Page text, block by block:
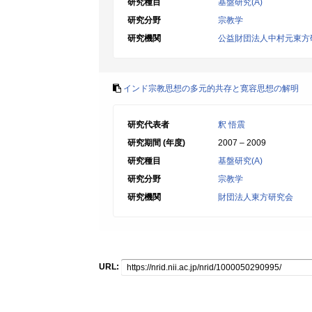
研究種目
基盤研究(A)
研究分野
宗教学
研究機関
公益財団法人中村元東方
インド宗教思想の多元的共存と寛容思想の解明
研究代表者
釈 悟震
研究期間 (年度)
2007 – 2009
研究種目
基盤研究(A)
研究分野
宗教学
研究機関
財団法人東方研究会
URL: